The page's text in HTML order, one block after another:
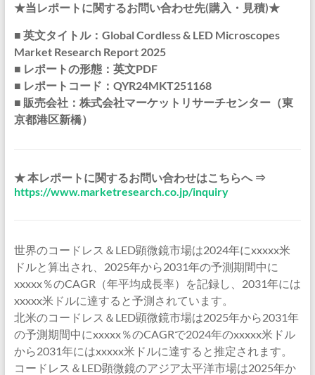
★当レポートに関するお問い合わせ先(購入・見積)★
■ 英文タイトル：Global Cordless & LED Microscopes
Market Research Report 2025
■ レポートの形態：英文PDF
■ レポートコード：QYR24MKT251168
■ 販売会社：株式会社マーケットリサーチセンター（東
京都港区新橋）
★ 本レポートに関するお問い合わせはこちらへ ⇒
https://www.marketresearch.co.jp/inquiry
世界のコードレス＆LED顕微鏡市場は2024年にxxxxx米
ドルと算出され、2025年から2031年の予測期間中に
xxxxx％のCAGR（年平均成長率）を記録し、2031年には
xxxxx米ドルに達すると予測されています。
北米のコードレス＆LED顕微鏡市場は2025年から2031年
の予測期間中にxxxxx％のCAGRで2024年のxxxxx米ドル
から2031年にはxxxxx米ドルに達すると推定されます。
コードレス＆LED顕微鏡のアジア太平洋市場は2025年か